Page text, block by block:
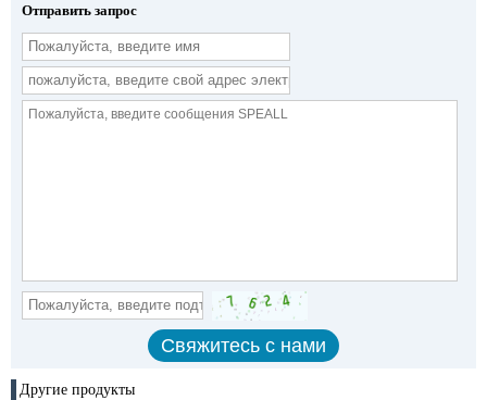
Отправить запрос
Другие продукты